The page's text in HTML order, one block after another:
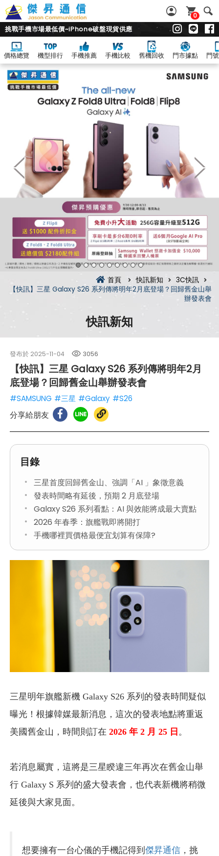
0
挑戰手機市場最低價~iPhone破盤現貨供應
價格總覽 機型排行 手機推薦 手機比較 舊機回收 門市據點 門
首頁 快訊新知
3C快訊
【快訊】三星 Galaxy S26 系列傳將明年2月底登場？回歸舊金山舉
辦發表會
快訊新知
發布於 2025-11-04 3056
【快訊】三星 Galaxy S26 系列傳將明年2月
底登場？回歸舊金山舉辦發表會
#SAMSUNG #三星 #Galaxy #S26
分享給朋友
目錄
三星首度回歸舊金山、強調「AI 」象徵意義
發表時間略有延後，預期 2 月底登場
Galaxy S26 系列看點：AI 與效能將成最大賣點
2026 年春季：旗艦戰即將開打
手機哪裡買價格最便宜划算有保障?
三星明年旗艦新機 Galaxy S26 系列的發表時間疑似
曝光！根據韓媒最新消息，這次的發表地點將重返
美國舊金山，時間則訂在 2026 年 2 月 25 日 。
若消息屬實，這將是三星睽違三年再次在舊金山舉
行 Galaxy S 系列的盛大發表會，也代表新機將稍微
延後與大家見面。
想要擁有一台心儀的手機記得到 傑昇通信 ，挑